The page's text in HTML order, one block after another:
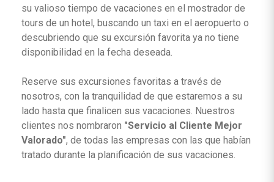
su valioso tiempo de vacaciones en el mostrador de
tours de un hotel, buscando un taxi en el aeropuerto o
descubriendo que su excursión favorita ya no tiene
disponibilidad en la fecha deseada.
Reserve sus excursiones favoritas a través de
nosotros, con la tranquilidad de que estaremos a su
lado hasta que finalicen sus vacaciones. Nuestros
clientes nos nombraron "Servicio al Cliente Mejor
Valorado", de todas las empresas con las que habían
tratado durante la planificación de sus vacaciones.